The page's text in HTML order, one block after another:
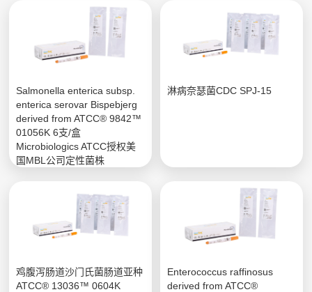
Salmonella enterica subsp.
enterica serovar Bispebjerg
derived from ATCC® 9842™
01056K 6支/盒
Microbiologics ATCC授权美
国MBL公司定性菌株
淋病奈瑟菌CDC SPJ-15
鸡腹泻肠道沙门氏菌肠道亚种
ATCC® 13036™ 0604K
Enterococcus raffinosus
derived from ATCC®